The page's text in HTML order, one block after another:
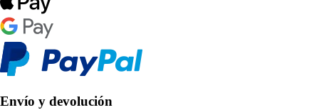
Envío y devolución